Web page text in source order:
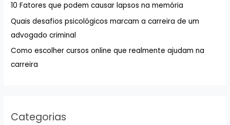
p
o
r
:
10 Fatores que podem causar lapsos na memória
Quais desafios psicológicos marcam a carreira de um
advogado criminal
Como escolher cursos online que realmente ajudam na
carreira
Categorias